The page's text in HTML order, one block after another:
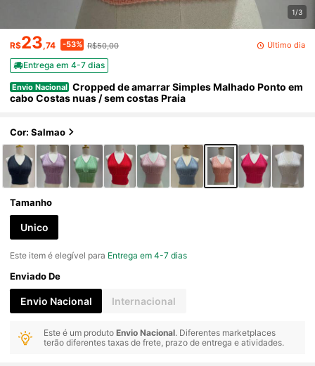
1/3
R$23,74 -53% R$50,00 Último dia
Entrega em 4-7 dias
Envio Nacional Cropped de amarrar Simples Malhado Ponto em
cabo Costas nuas / sem costas Praia
Cor: Salmao
Tamanho
Unico
Este item é elegível para Entrega em 4-7 dias
Enviado De
Envio Nacional Internacional
Este é um produtoEnvio Nacional. Diferentes marketplaces
terão diferentes taxas de frete, prazo de entrega e atividades.